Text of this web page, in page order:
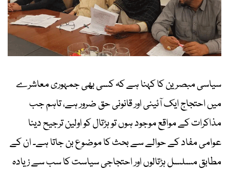
سیاسی مبصرین کا کہنا ہے کہ کسی بھی جمہوری معاشرے
میں احتجاج ایک آئینی اور قانونی حق ضرور ہے، تاہم جب
مذاکرات کے مواقع موجود ہوں تو ہڑتال کو اولین ترجیح دینا
عوامی مفاد کے حوالے سے بحث کا موضوع بن جاتا ہے۔ ان کے
مطابق مسلسل ہڑتالوں اور احتجاجی سیاست کا سب سے زیادہ